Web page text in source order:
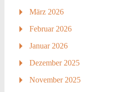
März 2026
Februar 2026
Januar 2026
Dezember 2025
November 2025